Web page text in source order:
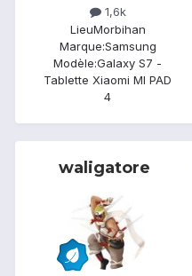
1,6k
LieuMorbihan
Marque:Samsung
Modèle:Galaxy S7 -
Tablette Xiaomi MI PAD
4
waligatore